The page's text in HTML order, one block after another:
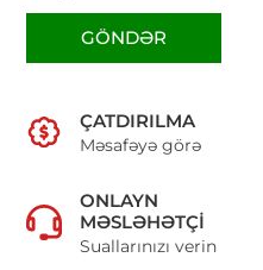
GÖNDƏR
ÇATDIRILMA
Məsafəyə görə
ONLAYN
MƏSLƏHƏTÇI
Suallarınızı verin